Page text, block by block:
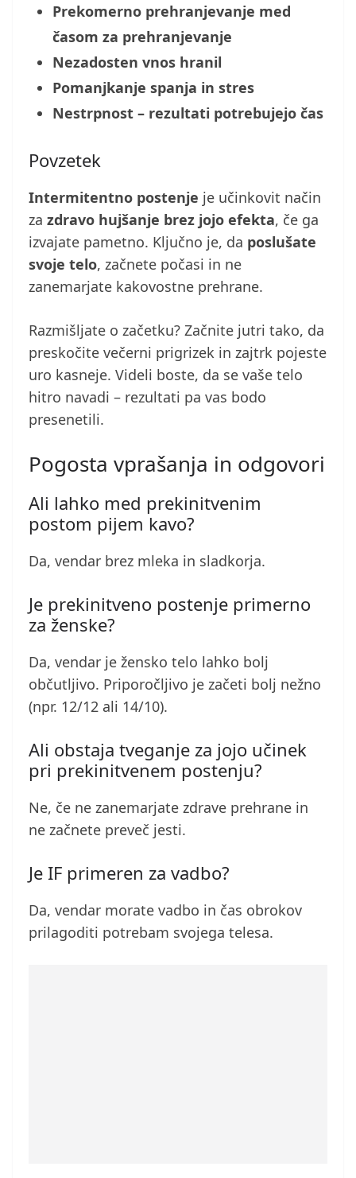
Prekomerno prehranjevanje med
časom za prehranjevanje
Nezadosten vnos hranil
Pomanjkanje spanja in stres
Nestrpnost – rezultati potrebujejo čas
Povzetek
Intermitentno postenje je učinkovit način
za zdravo hujšanje brez jojo efekta, če ga
izvajate pametno. Ključno je, da poslušate
svoje telo, začnete počasi in ne
zanemarjate kakovostne prehrane.
Razmišljate o začetku? Začnite jutri tako, da
preskočite večerni prigrizek in zajtrk pojeste
uro kasneje. Videli boste, da se vaše telo
hitro navadi – rezultati pa vas bodo
presenetili.
Pogosta vprašanja in odgovori
Ali lahko med prekinitvenim
postom pijem kavo?
Da, vendar brez mleka in sladkorja.
Je prekinitveno postenje primerno
za ženske?
Da, vendar je žensko telo lahko bolj
občutljivo. Priporočljivo je začeti bolj nežno
(npr. 12/12 ali 14/10).
Ali obstaja tveganje za jojo učinek
pri prekinitvenem postenju?
Ne, če ne zanemarjate zdrave prehrane in
ne začnete preveč jesti.
Je IF primeren za vadbo?
Da, vendar morate vadbo in čas obrokov
prilagoditi potrebam svojega telesa.